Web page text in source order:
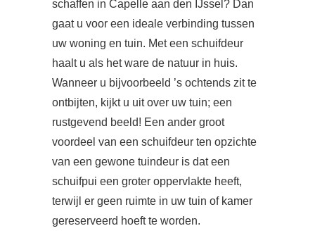
schaffen in Capelle aan den IJssel? Dan
gaat u voor een ideale verbinding tussen
uw woning en tuin. Met een schuifdeur
haalt u als het ware de natuur in huis.
Wanneer u bijvoorbeeld ’s ochtends zit te
ontbijten, kijkt u uit over uw tuin; een
rustgevend beeld! Een ander groot
voordeel van een schuifdeur ten opzichte
van een gewone tuindeur is dat een
schuifpui een groter oppervlakte heeft,
terwijl er geen ruimte in uw tuin of kamer
gereserveerd hoeft te worden.